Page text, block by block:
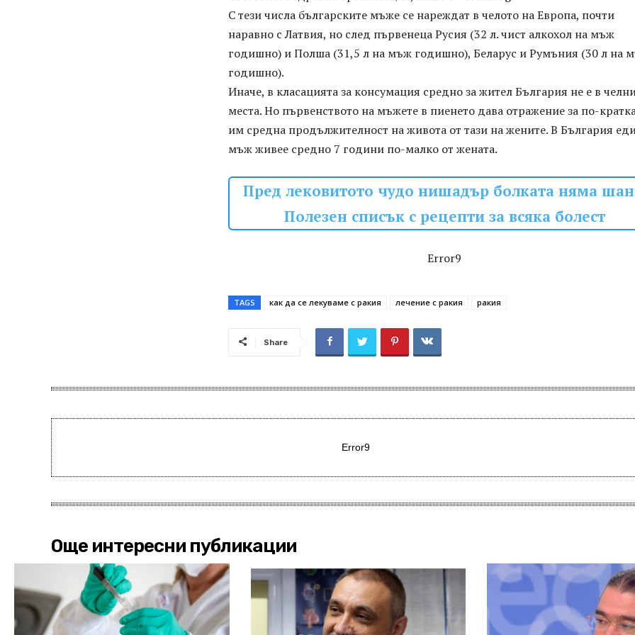
С тези числа българските мъже се нареждат в челото на Европа, почти
наравно с Латвия, но след първенеца Русия (32 л. чист алкохол на мъж
годишно) и Полша (31,5 л на мъж годишно), Беларус и Румъния (30 л на
годишно).
Иначе, в класацията за консумация средно за жител България не е в
места. Но първенството на мъжете в пиенето дава отражение за по-
им средна продължителност на живота от тази на жените. В България
мъж живее средно 7 години по-малко от жената.
Пред лековитото чудо нишадър болката няма
Полезен списък с рецепти за всяка болест
Error9
TAGS как да се лекуваме с ракия лечение с ракия ракия
Share
Error9
Още интересни публикации